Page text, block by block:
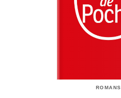
ROMANS